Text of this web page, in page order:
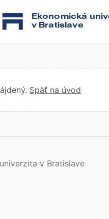
Ekonomická
v Bratislave
Späť na úvod
v Bratislave